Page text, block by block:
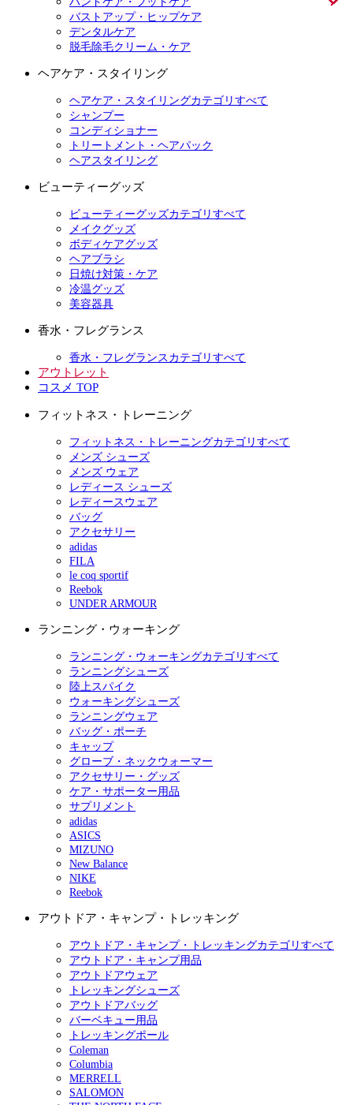
バストアップ・ヒップケア
デンタルケア
脱毛除毛クリーム・ケア
ヘアケア・スタイリング
ヘアケア・スタイリングカテゴリすべて
シャンプー
コンディショナー
トリートメント・ヘアパック
ヘアスタイリング
ビューティーグッズ
ビューティーグッズカテゴリすべて
メイクグッズ
ボディケアグッズ
ヘアブラシ
日焼け対策・ケア
冷温グッズ
美容器具
香水・フレグランス
香水・フレグランスカテゴリすべて
アウトレット
コスメ TOP
フィットネス・トレーニング
フィットネス・トレーニングカテゴリすべて
メンズ シューズ
メンズ ウェア
レディース シューズ
レディースウェア
バッグ
アクセサリー
adidas
FILA
le coq sportif
Reebok
UNDER ARMOUR
ランニング・ウォーキング
ランニング・ウォーキングカテゴリすべて
ランニングシューズ
陸上スパイク
ウォーキングシューズ
ランニングウェア
バッグ・ポーチ
キャップ
グローブ・ネックウォーマー
アクセサリー・グッズ
ケア・サポーター用品
サプリメント
adidas
ASICS
MIZUNO
New Balance
NIKE
Reebok
アウトドア・キャンプ・トレッキング
アウトドア・キャンプ・トレッキングカテゴリすべて
アウトドア・キャンプ用品
アウトドアウェア
トレッキングシューズ
アウトドアバッグ
バーベキュー用品
トレッキングポール
Coleman
Columbia
MERRELL
SALOMON